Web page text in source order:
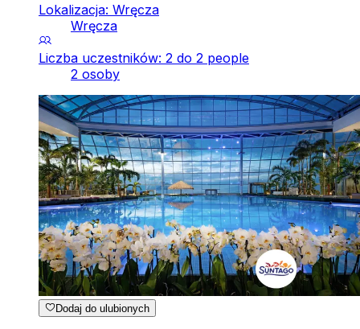
Lokalizacja: Wręcza
Wręcza
Liczba uczestników: 2 do 2 people
2 osoby
Dodaj do ulubionych